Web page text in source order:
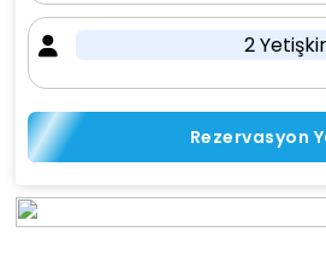
2
Rezervasyon